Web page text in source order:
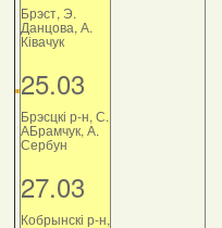
Брэст, Э.
Данцова, А.
Ківачук
25.03
Брэсцкі р-н, С.
АБрамчук, А.
Сербун
27.03
Кобрынскі р-н,